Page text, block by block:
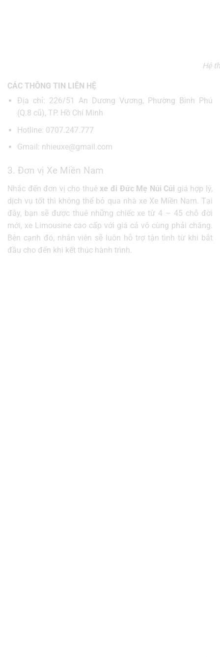
Hệ
CÁC THÔNG TIN LIÊN HỆ
Địa chỉ: 226/51 An Dương Vương, Phường Bình Phú
(Q.8 cũ), TP. Hồ Chí Minh
Hotline: 0707.247.777
Gmail: nhieuxe@gmail.com
3. Đơn vị Xe Miền Nam
Nhắc đến đơn vị cho thuêxe đi Đức Mẹ Núi Cúi giá hợp lý,
dịch vụ tốt thì không thể bỏ qua nhà xe Xe Miền Nam. Tại
đây, bạn sẽ được thuê những chiếc xe từ 4 – 45 chỗ đời
mới, xe Limousine cao cấp với giá cả vô cùng phải chăng.
Bên cạnh đó, nhân viên sẽ luôn hỗ trợ tận tình từ khi bắt
đầu cho đến khi kết thúc hành trình.